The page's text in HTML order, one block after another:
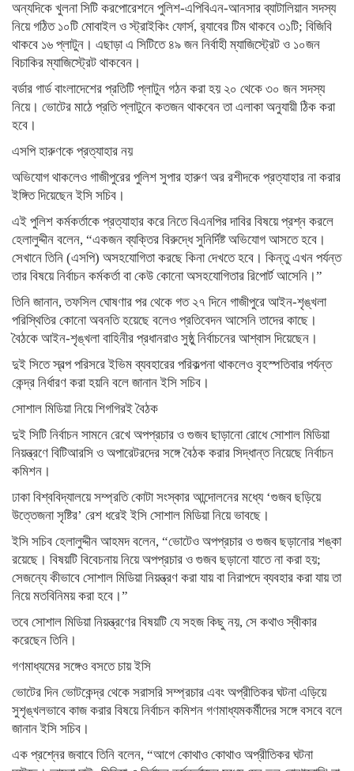
অন্যদিকে খুলনা সিটি করপোরেশনে পুলিশ-এপিবিএন-আনসার ব্যাটালিয়ান সদস্য
নিয়ে গঠিত ১০টি মোবাইল ও স্ট্রাইকিং ফোর্স, র‌্যাবের টিম থাকবে ৩১টি; বিজিবি
থাকবে ১৬ প্লাটুন। এছাড়া এ সিটিতে ৪৯ জন নির্বাহী ম্যাজিস্ট্রেট ও ১০জন
বিচাকির ম্যাজিস্ট্রেট থাকবেন।
বর্ডার গার্ড বাংলাদেশের প্রতিটি প্লাটুন গঠন করা হয় ২০ থেকে ৩০ জন সদস্য
নিয়ে। ভোটের মাঠে প্রতি প্লাটুনে কতজন থাকবেন তা এলাকা অনুযায়ী ঠিক করা
হবে।
এসপি হারুণকে প্রত্যাহার নয়
অভিযোগ থাকলেও গাজীপুরের পুলিশ সুপার হারুণ অর রশীদকে প্রত্যাহার না করার
ইঙ্গিত দিয়েছেন ইসি সচিব।
এই পুলিশ কর্মকর্তাকে প্রত্যাহার করে নিতে বিএনপির দাবির বিষয়ে প্রশ্ন করলে
হেলালুদ্দীন বলেন, “একজন ব্যক্তির বিরুদ্ধে সুনির্দিষ্ট অভিযোগ আসতে হবে।
সেখানে তিনি (এসপি) অসহযোগিতা করছে কিনা দেখতে হবে। কিন্তু এখন পর্যন্ত
তার বিষয়ে নির্বাচন কর্মকর্তা বা কেউ কোনো অসহযোগিতার রিপোর্ট আসেনি।”
তিনি জানান, তফসিল ঘোষণার পর থেকে গত ২৭ দিনে গাজীপুরে আইন-শৃঙ্খলা
পরিস্থিতির কোনো অবনতি হয়েছে বলেও প্রতিবেদন আসেনি তাদের কাছে।
বৈঠকে আইন-শৃঙ্খলা বাহিনীর প্রধানরাও সুষ্ঠু নির্বাচনের আশ্বাস দিয়েছেন।
দুই সিতে স্বল্প পরিসরে ইভিম ব্যবহারের পরিকল্পনা থাকলেও বৃহস্পতিবার পর্যন্ত
কেন্দ্র নির্ধারণ করা হয়নি বলে জানান ইসি সচিব।
সোশাল মিডিয়া নিয়ে শিগগিরই বৈঠক
দুই সিটি নির্বাচন সামনে রেখে অপপ্রচার ও গুজব ছাড়ানো রোধে সোশাল মিডিয়া
নিয়ন্ত্রণে বিটিআরসি ও অপারেটরদের সঙ্গে বৈঠক করার সিদ্ধান্ত নিয়েছে নির্বাচন
কমিশন।
ঢাকা বিশ্ববিদ্যালয়ে সম্প্রতি কোটা সংস্কার আন্দোলনের মধ্যে ‘গুজব ছড়িয়ে
উত্তেজনা সৃষ্টির’ রেশ ধরেই ইসি সোশাল মিডিয়া নিয়ে ভাবছে।
ইসি সচিব হেলালুদ্দীন আহমদ বলেন, “ভোটেও অপপ্রচার ও গুজব ছড়ানোর শঙ্কা
রয়েছে। বিষয়টি বিবেচনায় নিয়ে অপপ্রচার ও গুজব ছড়ানো যাতে না করা হয়;
সেজন্যে কীভাবে সোশাল মিডিয়া নিয়ন্ত্রণ করা যায় বা নিরাপদে ব্যবহার করা যায় তা
নিয়ে মতবিনিময় করা হবে।”
তবে সোশাল মিডিয়া নিয়ন্ত্রণের বিষয়টি যে সহজ কিছু নয়, সে কথাও স্বীকার
করেছেন তিনি।
গণমাধ্যমের সঙ্গেও বসতে চায় ইসি
ভোটের দিন ভোটকেন্দ্র থেকে সরাসরি সম্প্রচার এবং অপ্রীতিকর ঘটনা এড়িয়ে
সুশৃঙ্খলভাবে কাজ করার বিষয়ে নির্বাচন কমিশন গণমাধ্যমকর্মীদের সঙ্গে বসবে বলে
জানান ইসি সচিব।
এক প্রশ্নের জবাবে তিনি বলেন, “আগে কোথাও কোথাও অপ্রীতিকর ঘটনা